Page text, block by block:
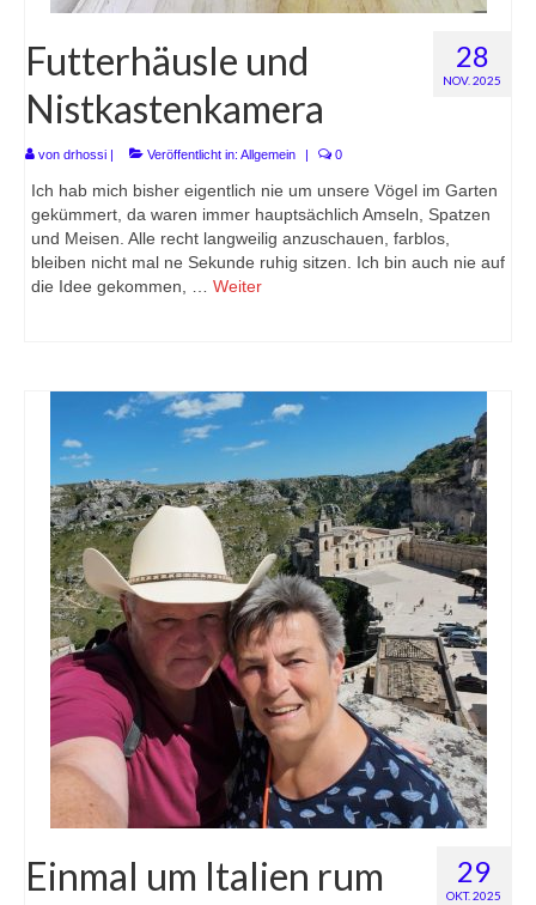
28
NOV. 2025
Futterhäusle und
Nistkastenkamera
von drhossi | Veröffentlicht in: Allgemein | 0
Ich hab mich bisher eigentlich nie um unsere Vögel im Garten
gekümmert, da waren immer hauptsächlich Amseln, Spatzen
und Meisen. Alle recht langweilig anzuschauen, farblos,
bleiben nicht mal ne Sekunde ruhig sitzen. Ich bin auch nie auf
die Idee gekommen, … Weiter
29
OKT. 2025
Einmal um Italien rum